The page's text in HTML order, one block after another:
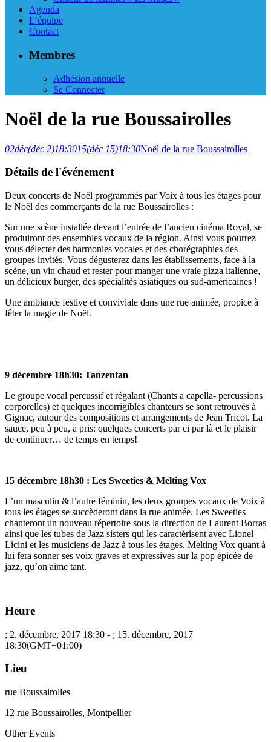
Agenda
L’équipe
Contact
Membres
Adhésion annuelle
Se Connecter
Noël de la rue Boussairolles
02déc(déc 2)18:3015(déc 15)18:30Noël de la rue Boussairolles
Détails de l'événement
Deux concerts de Noël programmés par Voix à tous les étages pour
le Noël des commerçants de la rue Boussairolles :
Sur une scène installée devant l’entrée de l’ancien cinéma Royal, se
produiront des ensembles vocaux de la région. Ainsi vous pourrez
vous délecter des harmonies vocales et des chorégraphies des
groupes invités. Vous dégusterez dans les établissements, face à la
scène, un vin chaud et rester pour manger une vraie pizza italienne,
un délicieux burger, des spécialités asiatiques ou sud-américaines !
Une ambiance festive et conviviale dans une rue animée, propice à
fêter la magie de Noël.
9 décembre 18h30: Tanzentan
Le groupe vocal percussif et régalant (Chants a capella- percussions
corporelles) et quelques incorrigibles chanteurs se sont retrouvés à
Gignac, autour des compositions et arrangements de Jean Tricot. La
sauce, peu à peu, a pris: quelques concerts par ci par là et le plaisir
de continuer… de temps en temps!
15 décembre 18h30 : Les Sweeties & Melting Vox
L’un masculin & l’autre féminin, les deux groupes vocaux de Voix à
tous les étages se succèderont dans la rue animée. Les Sweeties
chanteront un nouveau répertoire sous la direction de Laurent Borras
ainsi que les tubes de Jazz sisters qui les caractérisent avec Lionel
Licini et les musiciens de Jazz à tous les étages. Melting Vox quant à
lui fera sonner ses voix graves et expressives sur la pop épicée de
jazz, qu’on aime tant.
Heure
; 2. décembre, 2017 18:30 - ; 15. décembre, 2017
18:30(GMT+01:00)
Lieu
rue Boussairolles
12 rue Boussairolles, Montpellier
Other Events